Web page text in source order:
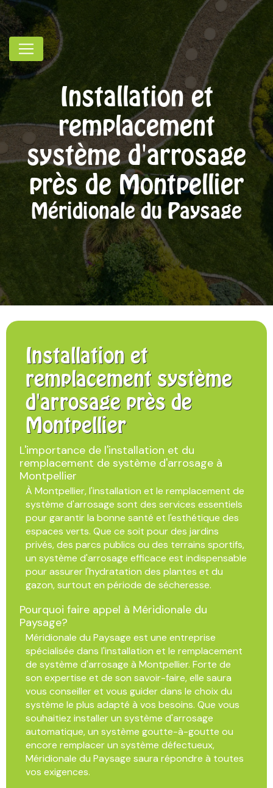
Installation et
remplacement
système d'arrosage
près de Montpellier
Méridionale du Paysage
Installation et
remplacement système
d'arrosage près de
Montpellier
L'importance de l'installation et du
remplacement de système d'arrosage à
Montpellier
À Montpellier, l'installation et le remplacement de
système d'arrosage sont des services essentiels
pour garantir la bonne santé et l'esthétique des
espaces verts. Que ce soit pour des jardins
privés, des parcs publics ou des terrains sportifs,
un système d'arrosage efficace est indispensable
pour assurer l'hydratation des plantes et du
gazon, surtout en période de sécheresse.
Pourquoi faire appel à Méridionale du
Paysage?
Méridionale du Paysage est une entreprise
spécialisée dans l'installation et le remplacement
de système d'arrosage à Montpellier. Forte de
son expertise et de son savoir-faire, elle saura
vous conseiller et vous guider dans le choix du
système le plus adapté à vos besoins. Que vous
souhaitiez installer un système d'arrosage
automatique, un système goutte-à-goutte ou
encore remplacer un système défectueux,
Méridionale du Paysage saura répondre à toutes
vos exigences.
Panneau de gestion des cookies